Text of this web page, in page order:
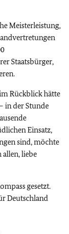
Meisterleistung,
Staatsbürger,
Rückblick hätte
in der Stunde
Einsatz,
sind, möchte
liebe
gesetzt.
Deutschland